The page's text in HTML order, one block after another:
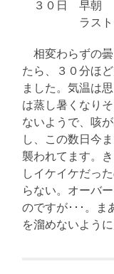
３０日 早朝
ラスト５分
相変わらずの曇
たら、３０分ほ
ました。気温は
は蒸し暑くなり
ないようで、咳
し、この数日今
襲われてます。
しイケイケだっ
らない。オーバ
のですが･･･。ま
を溜めないよう